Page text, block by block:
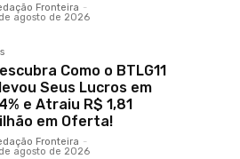
Fronteira -
agosto de 2026
Como o BTLG11
Seus Lucros em
e Atraiu R$ 1,81
em Oferta!
Fronteira -
agosto de 2026